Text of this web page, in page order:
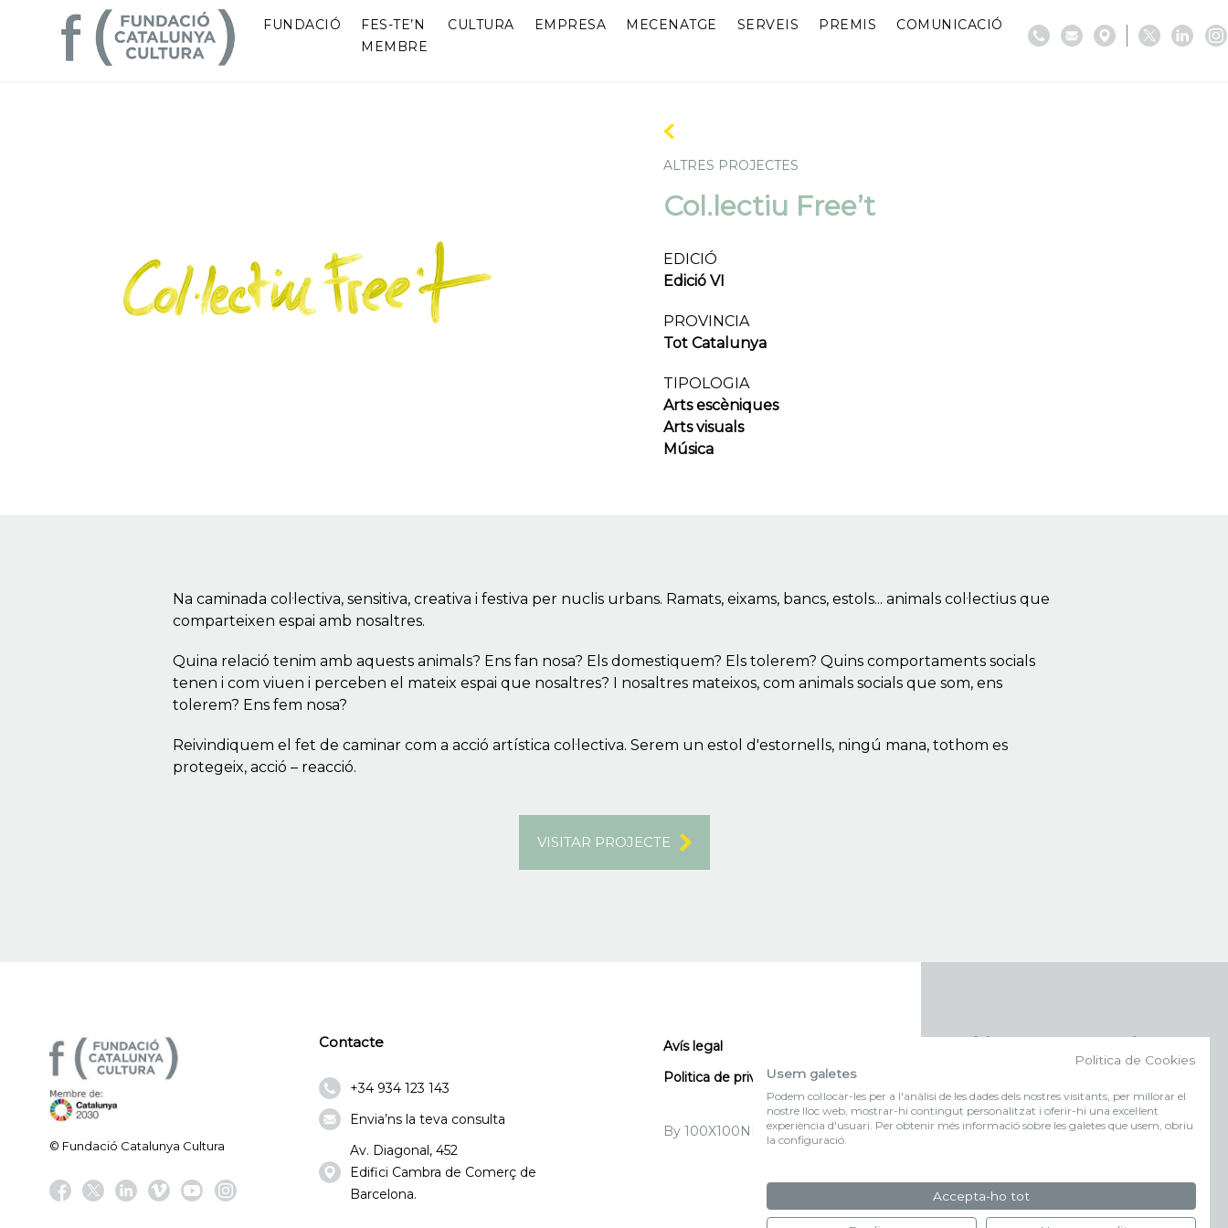
FUNDACIÓ
FES-TE’N
MEMBRE
CULTURA EMPRESA MECENATGE SERVEIS PREMIS COMUNICACIÓ
ALTRES PROJECTES
Col.lectiu Free’t
EDICIÓ
Edició VI
PROVINCIA
Tot Catalunya
TIPOLOGIA
Arts escèniques
Arts visuals
Música
Na caminada col·lectiva, sensitiva, creativa i festiva per nuclis urbans. Ramats, eixams, bancs, estols... animals col·lectius que
comparteixen espai amb nosaltres.
Quina relació tenim amb aquests animals? Ens fan nosa? Els domestiquem? Els tolerem? Quins comportaments socials
tenen i com viuen i perceben el mateix espai que nosaltres? I nosaltres mateixos, com animals socials que som, ens
tolerem? Ens fem nosa?
Reivindiquem el fet de caminar com a acció artística col·lectiva. Serem un estol d'estornells, ningú mana, tothom es
protegeix, acció – reacció.
VISITAR PROJECTE
© Fundació Catalunya Cultura
Contacte
+34 934 123 143
Envia’ns la teva consulta
Av. Diagonal, 452
Edifici Cambra de Comerç de
Barcelona.
Avís legal
Politica de privacitat
By 100X100NET
FORMULARI
Politica de Cookies
Usem galetes
Podem col·locar-les per a l'anàlisi de les dades dels nostres visitants, per millorar el
nostre lloc web, mostrar-hi contingut personalitzat i oferir-hi una excel·lent
experiència d'usuari. Per obtenir més informació sobre les galetes que usem, obriu
la configuració.
Accepta-ho tot